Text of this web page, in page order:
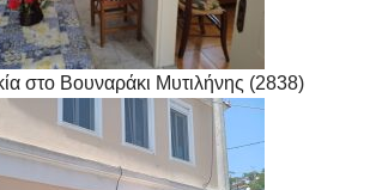
στο Βουναράκι Μυτιλήνης (2838)